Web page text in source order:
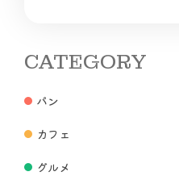
CATEGORY
パン
カフェ
グルメ